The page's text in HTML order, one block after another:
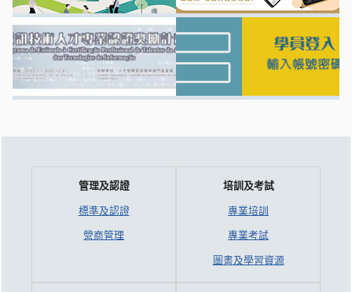
管理及認證
標準及認證
營商管理
培訓及考試
專業培訓
專業考試
圖書及學習資源